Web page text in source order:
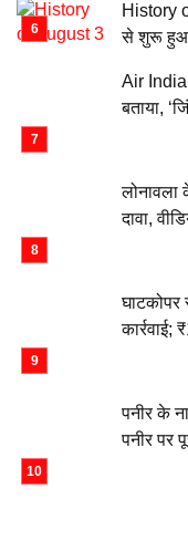
History
से शुरू हुआ
Air India
बताया,
दावा,
कार्रवाई;
पनीर के
पनीर पर